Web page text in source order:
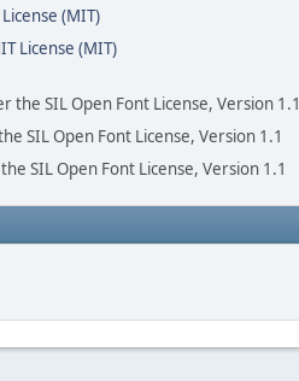
(MIT)
License (MIT)
the SIL Open Font License, Version 1.1
SIL Open Font License, Version 1.1
SIL Open Font License, Version 1.1